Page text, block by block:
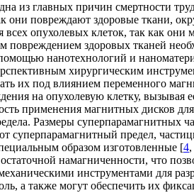
из главных причин смертности
они повреждают здоровые ткани,
опухолевых клеток, так как
здоровых тканей
нанотехнологий и
хирургическим
их под влиянием переменного
на опухолевую клетку, вызывая
применения магнитных дисков
Размеры
суперпарамагнитный предел,
образом изготовленные [4,
намагниченности, что
инструментами для
а также могут обеспечить их